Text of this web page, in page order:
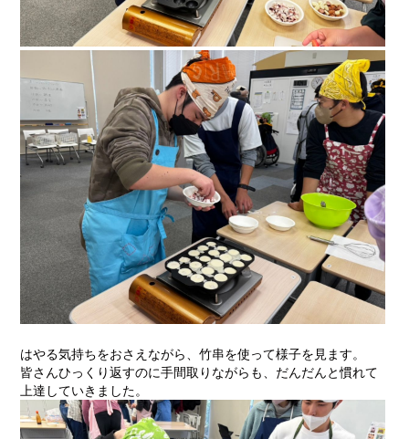
はやる気持ちをおさえながら、竹串を使って様子を見ます。
皆さんひっくり返すのに手間取りながらも、だんだんと慣れて
上達していきました。